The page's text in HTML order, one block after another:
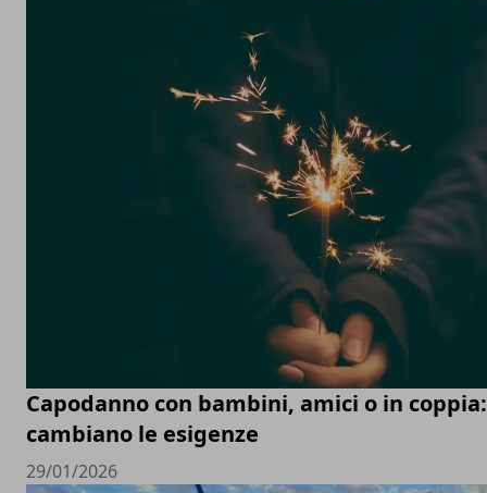
Capodanno con bambini, amici o in
cambiano le esigenze
29/01/2026